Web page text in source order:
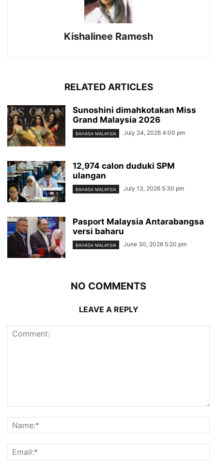
Kishalinee Ramesh
RELATED ARTICLES
Sunoshini dimahkotakan Miss
Grand Malaysia 2026
BAHASA MALAYSIA July 24, 2026 4:00 pm
12,974 calon duduki SPM
ulangan
BAHASA MALAYSIA July 13, 2026 5:30 pm
Pasport Malaysia Antarabangsa
versi baharu
BAHASA MALAYSIA June 30, 2026 5:20 pm
NO COMMENTS
LEAVE A REPLY